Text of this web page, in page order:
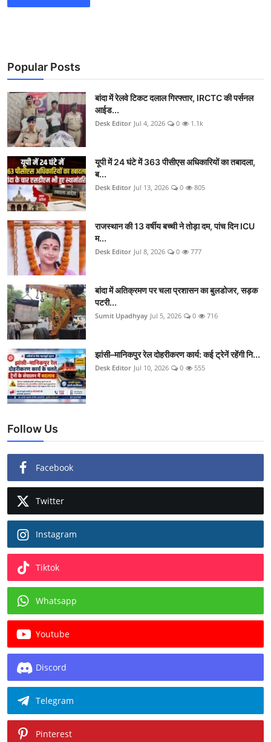
Popular Posts
बांदा में रेलवे टिकट दलाल गिरफ्तार, IRCTC की पर्सनल
आईड...
Desk Editor Jul 4, 2026 0 1.1k
यूपी में 24 घंटे में 363 पीसीएस अधिकारियों का तबादला,
ब...
Desk Editor Jul 13, 2026 0 805
राजस्थान की 13 वर्षीय बच्ची ने तोड़ा दम, पांच दिन ICU
म...
Desk Editor Jul 8, 2026 0 777
बांदा में अतिक्रमण पर चला प्रशासन का बुलडोजर, सड़क
पटरी...
Sumit Upadhyay Jul 5, 2026 0 716
झांसी–मानिकपुर रेल दोहरीकरण कार्य: कई ट्रेनें रहेंगी नि...
Desk Editor Jul 10, 2026 0 555
Follow Us
Facebook
Twitter
Instagram
Tiktok
Whatsapp
Youtube
Discord
Telegram
Pinterest